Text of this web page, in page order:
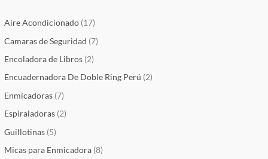
Aire Acondicionado (17)
Camaras de Seguridad (7)
Encoladora de Libros (2)
Encuadernadora De Doble Ring Perú (2)
Enmicadoras (7)
Espiraladoras (2)
Guillotinas (5)
Micas para Enmicadora (8)